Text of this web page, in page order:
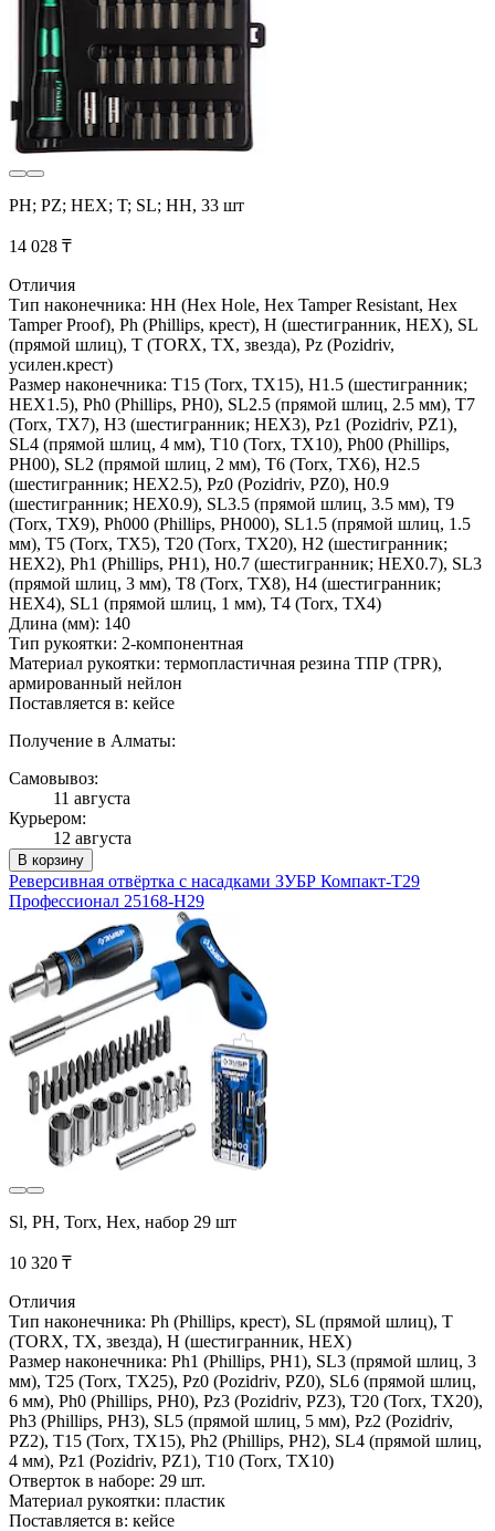
PH; PZ; HEX; T; SL; HH, 33 шт
14 028 ₸
Отличия
Тип наконечника: HH (Hex Hole, Hex Tamper Resistant, Hex
Tamper Proof), Ph (Phillips, крест), H (шестигранник, HEX), SL
(прямой шлиц), T (TORX, TX, звезда), Pz (Pozidriv,
усилен.крест)
Размер наконечника: T15 (Torx, TX15), H1.5 (шестигранник;
HEX1.5), Ph0 (Phillips, PH0), SL2.5 (прямой шлиц, 2.5 мм), T7
(Torx, TX7), H3 (шестигранник; HEX3), Pz1 (Pozidriv, PZ1),
SL4 (прямой шлиц, 4 мм), T10 (Torx, TX10), Ph00 (Phillips,
PH00), SL2 (прямой шлиц, 2 мм), T6 (Torx, TX6), H2.5
(шестигранник; HEX2.5), Pz0 (Pozidriv, PZ0), H0.9
(шестигранник; HEX0.9), SL3.5 (прямой шлиц, 3.5 мм), T9
(Torx, TX9), Ph000 (Phillips, PH000), SL1.5 (прямой шлиц, 1.5
мм), T5 (Torx, TX5), T20 (Torx, TX20), H2 (шестигранник;
HEX2), Ph1 (Phillips, PH1), H0.7 (шестигранник; HEX0.7), SL3
(прямой шлиц, 3 мм), T8 (Torx, TX8), H4 (шестигранник;
HEX4), SL1 (прямой шлиц, 1 мм), T4 (Torx, TX4)
Длина (мм): 140
Тип рукоятки: 2-компонентная
Материал рукоятки: термопластичная резина ТПР (TPR),
армированный нейлон
Поставляется в: кейсе
Получение в Алматы:
Самовывоз:
11 августа
Курьером:
12 августа
В корзину
Реверсивная отвёртка с насадками ЗУБР Компакт-Т29
Профессионал 25168-H29
Sl, PH, Torx, Hex, набор 29 шт
10 320 ₸
Отличия
Тип наконечника: Ph (Phillips, крест), SL (прямой шлиц), T
(TORX, TX, звезда), H (шестигранник, HEX)
Размер наконечника: Ph1 (Phillips, PH1), SL3 (прямой шлиц, 3
мм), T25 (Torx, TX25), Pz0 (Pozidriv, PZ0), SL6 (прямой шлиц,
6 мм), Ph0 (Phillips, PH0), Pz3 (Pozidriv, PZ3), T20 (Torx, TX20),
Ph3 (Phillips, PH3), SL5 (прямой шлиц, 5 мм), Pz2 (Pozidriv,
PZ2), T15 (Torx, TX15), Ph2 (Phillips, PH2), SL4 (прямой шлиц,
4 мм), Pz1 (Pozidriv, PZ1), T10 (Torx, TX10)
Отверток в наборе: 29 шт.
Материал рукоятки: пластик
Поставляется в: кейсе